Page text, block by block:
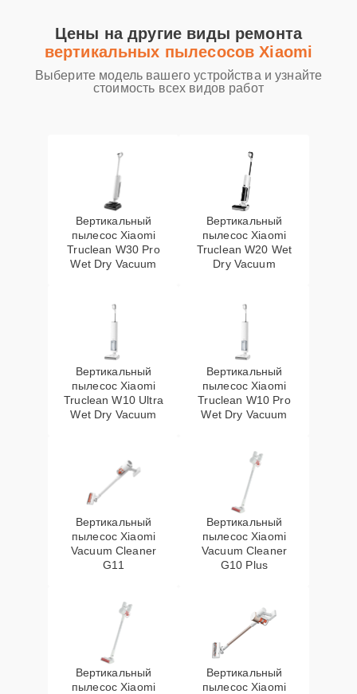
Цены на другие виды ремонта
вертикальных пылесосов Xiaomi
Выберите модель вашего устройства и узнайте
стоимость всех видов работ
Вертикальный
пылесос Xiaomi
Truclean W30 Pro
Wet Dry Vacuum
Вертикальный
пылесос Xiaomi
Truclean W20 Wet
Dry Vacuum
Вертикальный
пылесос Xiaomi
Truclean W10 Ultra
Wet Dry Vacuum
Вертикальный
пылесос Xiaomi
Truclean W10 Pro
Wet Dry Vacuum
Вертикальный
пылесос Xiaomi
Vacuum Cleaner
G11
Вертикальный
пылесос Xiaomi
Vacuum Cleaner
G10 Plus
Вертикальный
пылесос Xiaomi
Вертикальный
пылесос Xiaomi